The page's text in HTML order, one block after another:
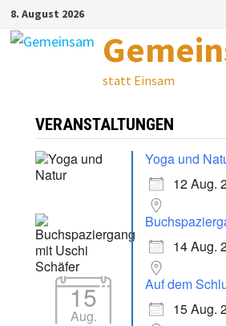
Zum
Inhalt
8. August 2026
statt Einsam
VERANSTALTUNGEN
Yoga und
12 Aug.
14 Aug.
15
Aug.
Auf dem
15 Aug.